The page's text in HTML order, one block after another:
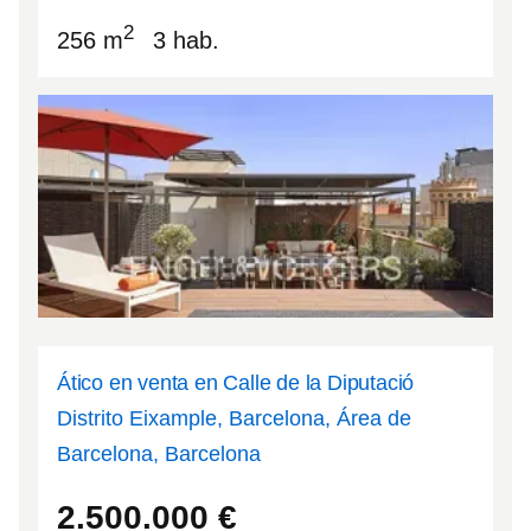
256 m2 3 hab.
Ático en venta en Calle de la Diputació
Distrito Eixample, Barcelona, Área de
Barcelona, Barcelona
2.500.000 €